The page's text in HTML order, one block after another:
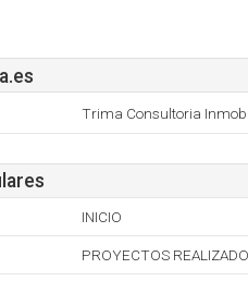
Trima Consultoria
INICIO
PROYECTOS